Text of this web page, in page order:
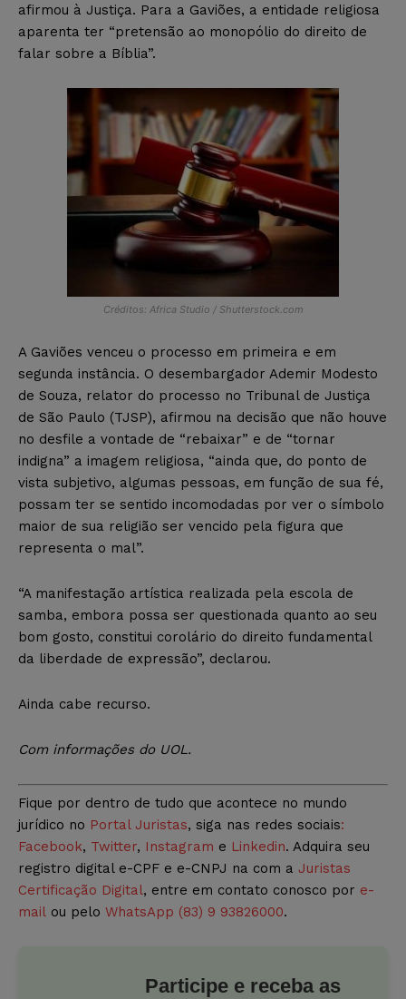
afirmou à Justiça. Para a Gaviões, a entidade religiosa
aparenta ter “pretensão ao monopólio do direito de
falar sobre a Bíblia”.
Créditos: Africa Studio / Shutterstock.com
A Gaviões venceu o processo em primeira e em
segunda instância. O desembargador Ademir Modesto
de Souza, relator do processo no Tribunal de Justiça
de São Paulo (TJSP), afirmou na decisão que não houve
no desfile a vontade de “rebaixar” e de “tornar
indigna” a imagem religiosa, “ainda que, do ponto de
vista subjetivo, algumas pessoas, em função de sua fé,
possam ter se sentido incomodadas por ver o símbolo
maior de sua religião ser vencido pela figura que
representa o mal”.
“A manifestação artística realizada pela escola de
samba, embora possa ser questionada quanto ao seu
bom gosto, constitui corolário do direito fundamental
da liberdade de expressão”, declarou.
Ainda cabe recurso.
Com informações do UOL.
Fique por dentro de tudo que acontece no mundo
jurídico no Portal Juristas, siga nas redes sociais:
Facebook, Twitter, Instagram e Linkedin. Adquira seu
registro digital e-CPF e e-CNPJ na com a Juristas
Certificação Digital, entre em contato conosco por e-
mail ou pelo WhatsApp (83) 9 93826000.
Participe e receba as